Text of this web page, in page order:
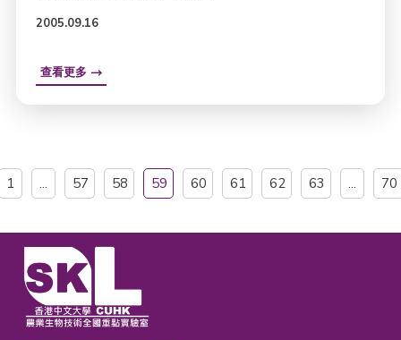
2005.09.16
查看更多
1 ... 57 58 59 60 61 62 63 ... 70